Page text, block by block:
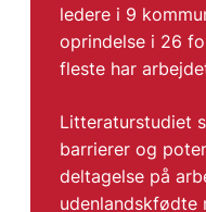
ledere i 9
oprindelse i 26
fleste har
Litteraturstudiet
barrierer og
deltagelse på
udenlandskfødte